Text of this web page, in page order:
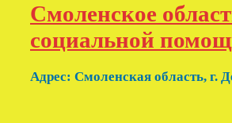
Смоленское
социальной
Адрес: Смоленская область, г.